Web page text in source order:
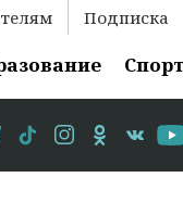
Подписка
Спорт
временно